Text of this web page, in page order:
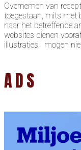
Overnemen van
toegestaan, mits met
naar het betreffende
websites dienen
illustraties mogen
ADS